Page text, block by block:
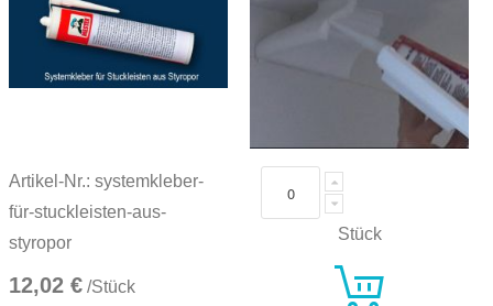
Artikel-Nr.: systemkleber-
für-stuckleisten-aus-
styropor
12,02 € /Stück
Stück